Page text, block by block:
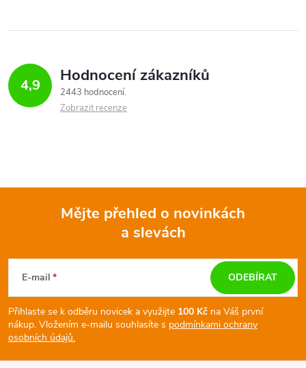
4,9 Hodnocení zákazníků
2443 hodnocení
Zobrazit recenze
p
a
Mějte přehled o novinkách
a slevách
E-mail
Přihlaste se k odběru novicek a využijte 100 Kč na Váš první
nákup. Vložením e-mailu souhlasíte s podmínkami ochrany
osobních údajů.
ODEBÍRAT